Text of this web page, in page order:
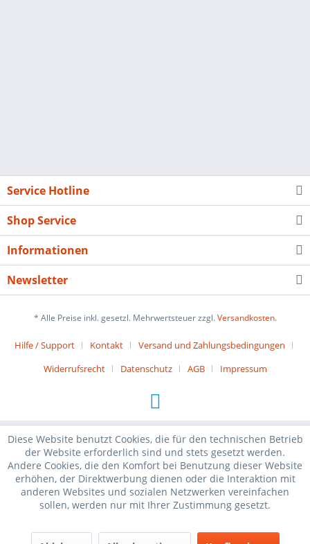
Service Hotline
Shop Service
Informationen
Newsletter
* Alle Preise inkl. gesetzl. Mehrwertsteuer zzgl.Versandkosten.
Hilfe / Support Kontakt
Versand und Zahlungsbedingungen
Widerrufsrecht
Datenschutz AGB Impressum
Diese Website benutzt Cookies, die für den technischen Betrieb
der Website erforderlich sind und stets gesetzt werden.
Andere Cookies, die den Komfort bei Benutzung dieser Website
erhöhen, der Direktwerbung dienen oder die Interaktion mit
anderen Websites und sozialen Netzwerken vereinfachen
sollen, werden nur mit Ihrer Zustimmung gesetzt.